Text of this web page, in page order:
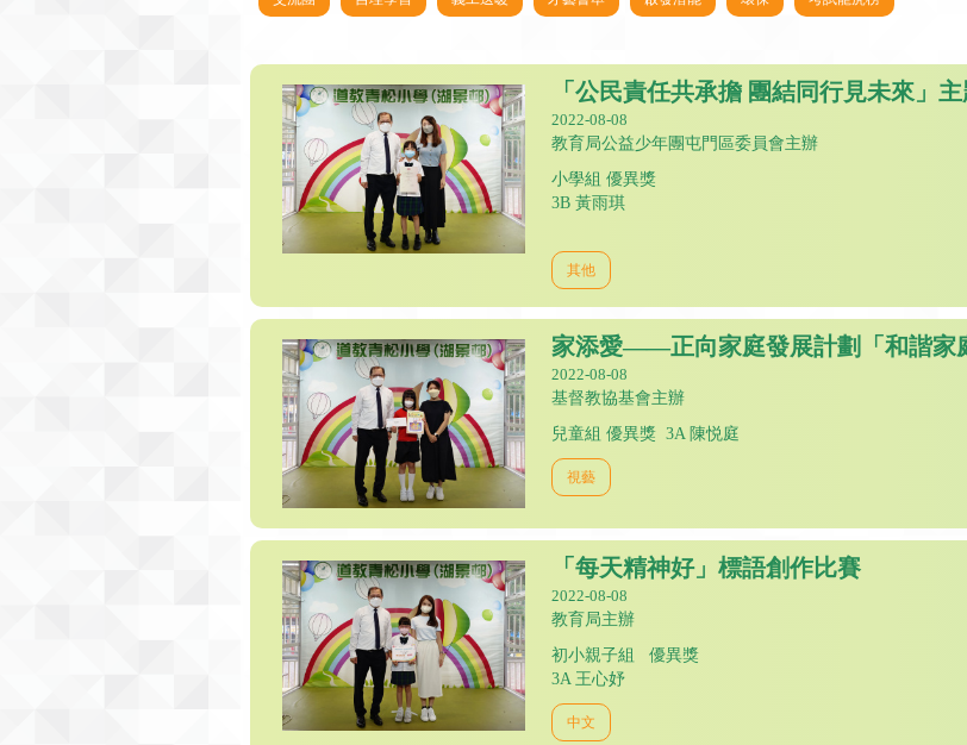
「公民責任共承擔 團結同行見未來」
2022-08-08
教育局公益少年團屯門區委員會主辦
小學組 優異獎
3B 黃雨琪
其他
家添愛——正向家庭發展計劃「和諧家
2022-08-08
基督教協基會主辦
兒童組 優異獎 3A 陳悦庭
視藝
「每天精神好」標語創作比賽
2022-08-08
教育局主辦
初小親子組 優異獎
3A 王心妤
中文